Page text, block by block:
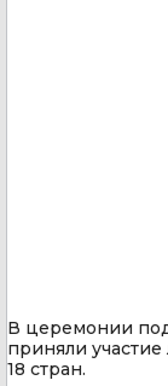
В церемонии
приняли
18 стран.